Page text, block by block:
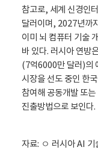
참고로, 세계 신경인
달러이며, 2027년까
이미 뇌 컴퓨터 기술
바 있다. 러시아 연방
(7억6000만 달러)의
시장을 선도 중인 한
참여해 공동개발 또
진출방법으로 보인다.
자료: ㅇ 러시아 AI